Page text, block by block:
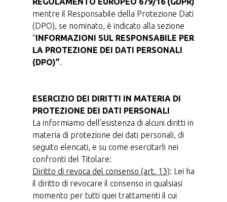
mentre il Responsabile della Protezione Dati
(DPO), se nominato, è indicato alla sezione
“INFORMAZIONI SUL RESPONSABILE PER
LA PROTEZIONE DEI DATI PERSONALI
(DPO)”.
ESERCIZIO DEI DIRITTI IN MATERIA DI
PROTEZIONE DEI DATI PERSONALI
La informiamo dell'esistenza di alcuni diritti in
materia di protezione dei dati personali, di
seguito elencati, e su come esercitarli nei
confronti del Titolare:
Diritto di revoca del consenso (art. 13): Lei ha
il diritto di revocare il consenso in qualsiasi
momento per tutti quei trattamenti il cui